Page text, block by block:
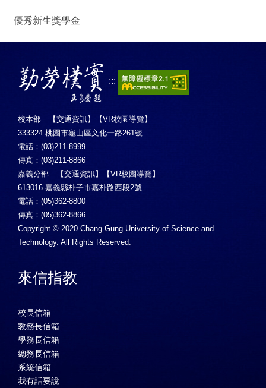
優秀新生獎學金
:::
校本部 【交通資訊】【VR校園導覽】
333324 桃園市龜山區文化一路261號
電話：(03)211-8999
傳真：(03)211-8866
嘉義分部 【交通資訊】【VR校園導覽】
613016 嘉義縣朴子市嘉朴路西段2號
電話：(05)362-8800
傳真：(05)362-8866
Copyright © 2020 Chang Gung University of Science and
Technology. All Rights Reserved.
來信指教
校長信箱
教務長信箱
學務長信箱
總務長信箱
系統信箱
我有話要說